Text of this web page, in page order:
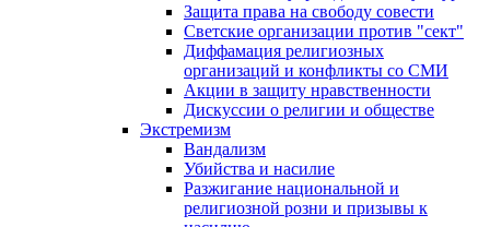
Защита права на свободу совести
Светские организации против "сект"
Диффамация религиозных
организаций и конфликты со СМИ
Акции в защиту нравственности
Дискуссии о религии и обществе
Экстремизм
Вандализм
Убийства и насилие
Разжигание национальной и
религиозной розни и призывы к